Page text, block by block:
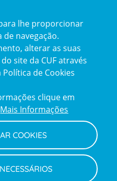
e Cookies
Termos e Condições
Acessibilidade
lhe proporcionar
navegação.
alterar as suas
site da CUF através
de Cookies
clique em
Mais Informações
COOKIES